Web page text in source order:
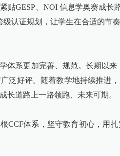
贴GESP、NOI 信息学奥赛成
认证规划，让学生在合适的节
体系更加完善、规范。长期以
泛好评。随着教学地持续推进
长道路上一路领跑、未来可期。
CCF体系，坚守教育初心，用